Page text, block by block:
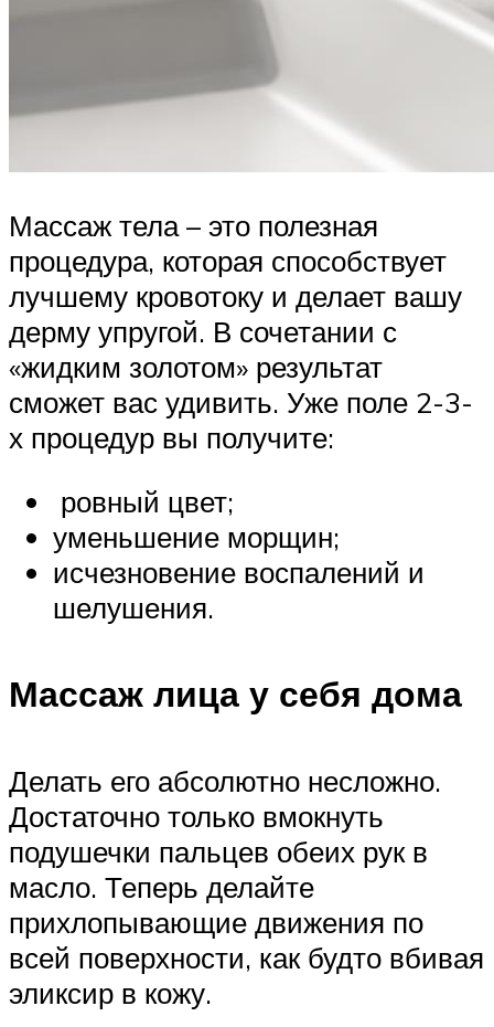
Массаж тела – это полезная
процедура, которая способствует
лучшему кровотоку и делает вашу
дерму упругой. В сочетании с
«жидким золотом» результат
сможет вас удивить. Уже поле 2-3-
х процедур вы получите:
ровный цвет;
уменьшение морщин;
исчезновение воспалений и
шелушения.
Массаж лица у себя дома
Делать его абсолютно несложно.
Достаточно только вмокнуть
подушечки пальцев обеих рук в
масло. Теперь делайте
прихлопывающие движения по
всей поверхности, как будто вбивая
эликсир в кожу.